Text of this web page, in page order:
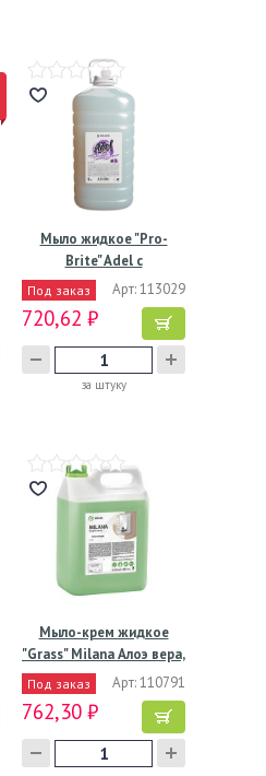
Мыло жидкое "Pro-
Brite" Adel с
перламутром и…
Под заказ Арт: 113029
720,62 ₽
за штуку
Мыло-крем жидкое
"Grass" Milana Алоэ вера,
Под заказ Арт: 110791
762,30 ₽